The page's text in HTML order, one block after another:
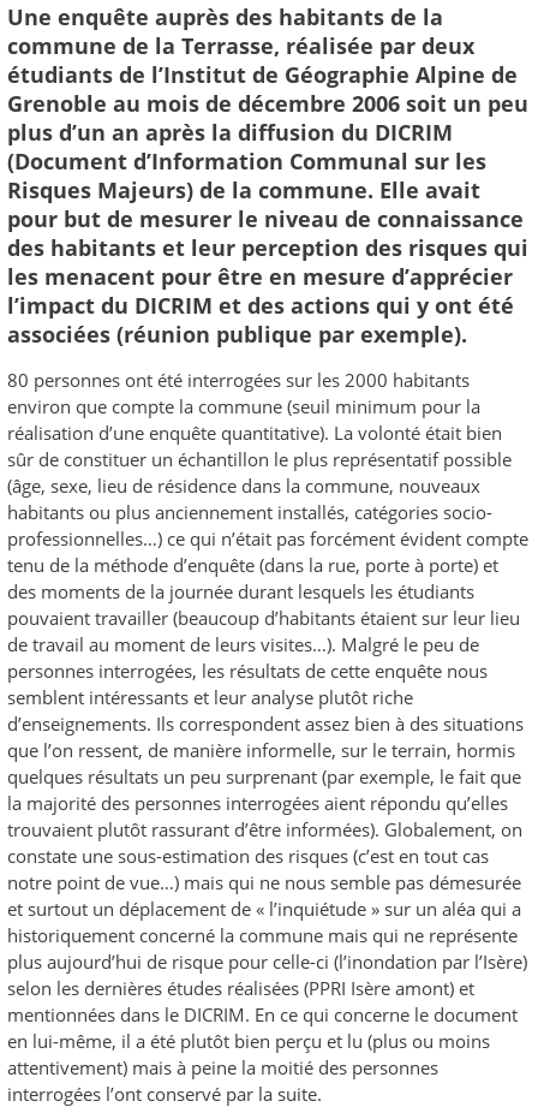
Une enquête auprès des habitants de la
commune de la Terrasse, réalisée par deux
étudiants de l’Institut de Géographie Alpine de
Grenoble au mois de décembre 2006 soit un peu
plus d’un an après la diffusion du DICRIM
(Document d’Information Communal sur les
Risques Majeurs) de la commune. Elle avait
pour but de mesurer le niveau de connaissance
des habitants et leur perception des risques qui
les menacent pour être en mesure d’apprécier
l’impact du DICRIM et des actions qui y ont été
associées (réunion publique par exemple).
80 personnes ont été interrogées sur les 2000 habitants
environ que compte la commune (seuil minimum pour la
réalisation d’une enquête quantitative). La volonté était bien
sûr de constituer un échantillon le plus représentatif possible
(âge, sexe, lieu de résidence dans la commune, nouveaux
habitants ou plus anciennement installés, catégories socio-
professionnelles…) ce qui n’était pas forcément évident compte
tenu de la méthode d’enquête (dans la rue, porte à porte) et
des moments de la journée durant lesquels les étudiants
pouvaient travailler (beaucoup d’habitants étaient sur leur lieu
de travail au moment de leurs visites…). Malgré le peu de
personnes interrogées, les résultats de cette enquête nous
semblent intéressants et leur analyse plutôt riche
d’enseignements. Ils correspondent assez bien à des situations
que l’on ressent, de manière informelle, sur le terrain, hormis
quelques résultats un peu surprenant (par exemple, le fait que
la majorité des personnes interrogées aient répondu qu’elles
trouvaient plutôt rassurant d’être informées). Globalement, on
constate une sous-estimation des risques (c’est en tout cas
notre point de vue…) mais qui ne nous semble pas démesurée
et surtout un déplacement de « l’inquiétude » sur un aléa qui a
historiquement concerné la commune mais qui ne représente
plus aujourd’hui de risque pour celle-ci (l’inondation par l’Isère)
selon les dernières études réalisées (PPRI Isère amont) et
mentionnées dans le DICRIM. En ce qui concerne le document
en lui-même, il a été plutôt bien perçu et lu (plus ou moins
attentivement) mais à peine la moitié des personnes
interrogées l’ont conservé par la suite.